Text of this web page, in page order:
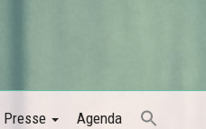
Presse Agenda